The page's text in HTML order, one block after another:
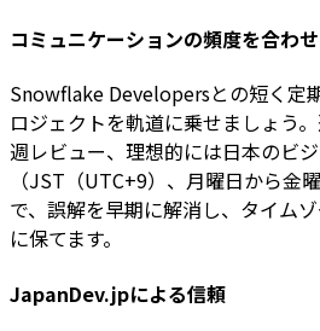
コミュニケーションの頻度を合わ
Snowflake Developersとの短く定
ロジェクトを軌道に乗せましょう
週レビュー、理想的には日本のビ
（JST（UTC+9）、月曜日から金
で、誤解を早期に解消し、タイム
に保てます。
JapanDev.jpによる信頼